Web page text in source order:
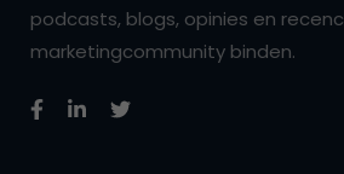
podcasts, blogs, opinies en
marketingcommunity binden.